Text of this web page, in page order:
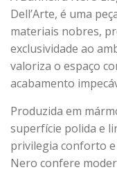
Dell’Arte, é uma
materiais nobres,
exclusividade ao
valoriza o espaço
acabamento
Produzida em
superfície polida e
privilegia conforto
Nero confere